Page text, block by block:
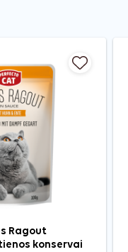
Ragout
konservai